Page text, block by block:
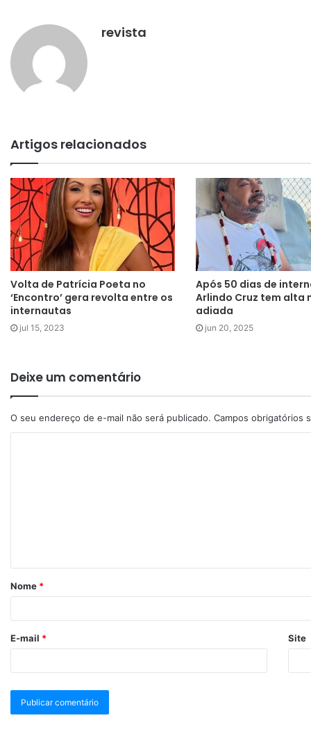
revista
Artigos relacionados
Volta de Patrícia Poeta no
‘Encontro’ gera revolta entre os
internautas
jul 15, 2023
Após 50 dias de
Arlindo Cruz tem alta
adiada
jun 20, 2025
Deixe um comentário
O seu endereço de e-mail não será publicado. Campos obrigatórios
Nome *
E-mail * Site